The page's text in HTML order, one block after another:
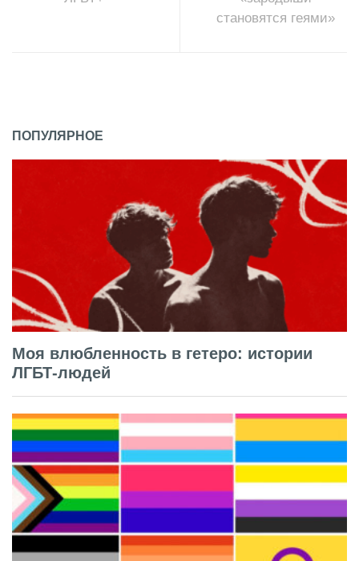
становятся геями»
ПОПУЛЯРНОЕ
Моя влюбленность в гетеро: истории
ЛГБТ-людей